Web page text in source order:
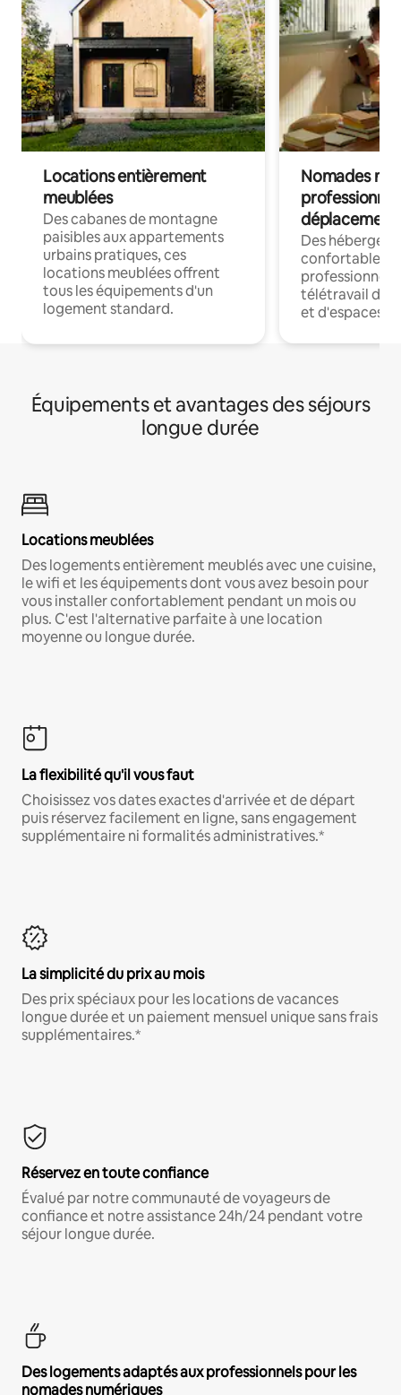
Locations entièrement
meublées
Des cabanes de montagne
paisibles aux appartements
urbains pratiques, ces
locations meublées offrent
tous les équipements d'un
logement standard.
Nomades
déplacement
Des
confortables
professionnels
télétravail
et d'espaces
Équipements et avantages des séjours
longue durée
Locations meublées
Des logements entièrement meublés avec une cuisine,
le wifi et les équipements dont vous avez besoin pour
vous installer confortablement pendant un mois ou
plus. C'est l'alternative parfaite à une location
moyenne ou longue durée.
La flexibilité qu'il vous faut
Choisissez vos dates exactes d'arrivée et de départ
puis réservez facilement en ligne, sans engagement
supplémentaire ni formalités administratives.*
La simplicité du prix au mois
Des prix spéciaux pour les locations de vacances
longue durée et un paiement mensuel unique sans frais
supplémentaires.*
Réservez en toute confiance
Évalué par notre communauté de voyageurs de
confiance et notre assistance 24h/24 pendant votre
séjour longue durée.
Des logements adaptés aux professionnels pour les
nomades numériques